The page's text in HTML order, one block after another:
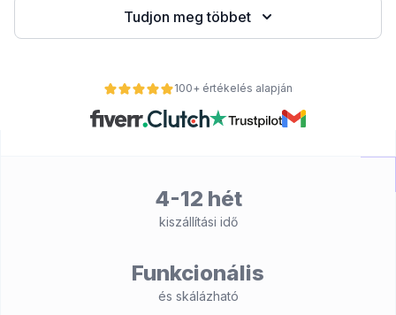
Tudjon meg többet
100+ értékelés alapján
4-12 hét
kiszállítási idő
Funkcionális
és skálázható